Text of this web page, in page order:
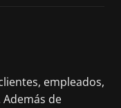
empleados,
de